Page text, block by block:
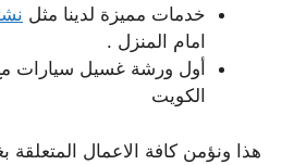
خدمات مميزة لدينا مثل
امام المنزل .
أول ورشة غسيل سيارات
الكويت
هذا ونؤمن كافة الاعمال